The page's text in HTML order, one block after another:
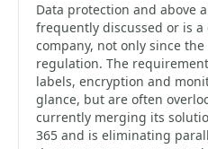
Data protection and above
frequently discussed or is
company, not only since
regulation. The
labels, encryption and
glance, but are often
currently merging its
365 and is eliminating